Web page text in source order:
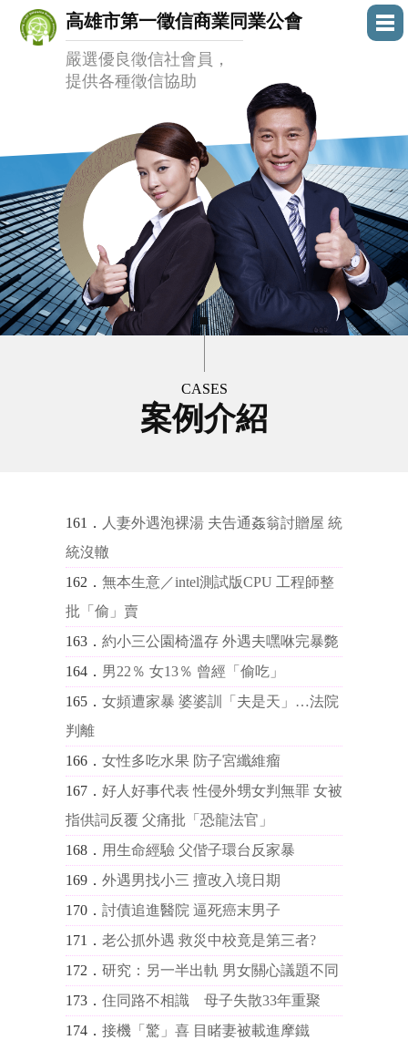
高雄市第一徵信商業同業公會
嚴選優良徵信社會員，
提供各種徵信協助
CASES
案例介紹
161．
人妻外遇泡裸湯 夫告通姦翁討贈屋 統
統沒轍
162．無本生意／intel測試版CPU 工程師整
批「偷」賣
163．約小三公園椅溫存 外遇夫嘿咻完暴斃
164． 男22％ 女13％ 曾經「偷吃」
165．女頻遭家暴 婆婆訓「夫是天」…法院
判離
166．女性多吃水果 防子宮纖維瘤
167．好人好事代表 性侵外甥女判無罪 女被
指供詞反覆 父痛批「恐龍法官」
168． 用生命經驗 父偕子環台反家暴
169．外遇男找小三 擅改入境日期
170．討債追進醫院 逼死癌末男子
171．老公抓外遇 救災中校竟是第三者?
172．研究：另一半出軌 男女關心議題不同
173．住同路不相識 母子失散33年重聚
174．接機「驚」喜 目睹妻被載進摩鐵